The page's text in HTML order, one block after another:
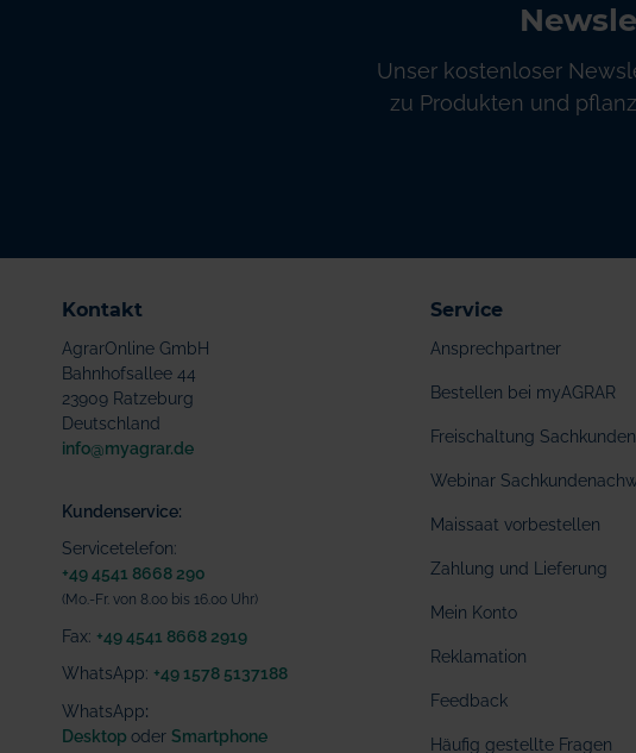
Unser kostenloser
zu Produkten und
Kontakt
AgrarOnline GmbH
Bahnhofsallee 44
23909 Ratzeburg
Deutschland
info@myagrar.de
Kundenservice:
Servicetelefon:
+49 4541 8668 290
(Mo.-Fr. von 8.00 bis 16.00 Uhr)
Fax: +49 4541 8668 2919
WhatsApp: +49 1578 5137188
WhatsApp:
Desktop oder Smartphone
Service
Ansprechpartner
Bestellen bei myAGRAR
Freischaltung
Webinar
Maissaat vorbestellen
Zahlung und Lieferung
Mein Konto
Reklamation
Feedback
Häufig gestellte Fragen